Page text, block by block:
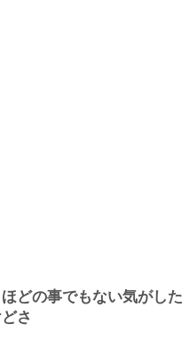
どの事でもない気がした
さ